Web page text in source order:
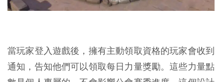
當玩家登入遊戲後，擁有主動領取資格的玩家會收到
通知，告知他們可以領取每日力量獎勵。這些力量點